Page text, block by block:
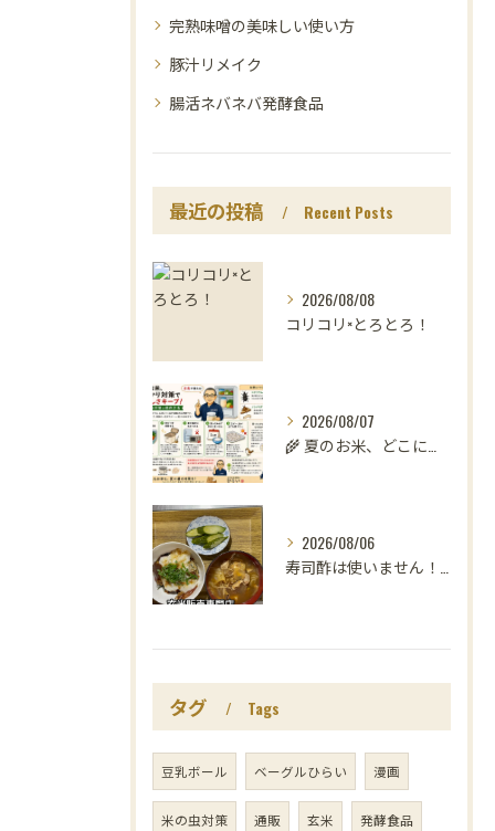
完熟味噌の美味しい使い方
豚汁リメイク
腸活ネバネバ発酵食品
最近の投稿 Recent Posts
2026/08/08
コリコリ×とろとろ！
2026/08/07
🌾 夏のお米、どこに置いていますか？
2026/08/06
寿司酢は使いません！😳
タグ Tags
豆乳ボール ベーグルひらい 漫画
米の虫対策 通販 玄米 発酵食品